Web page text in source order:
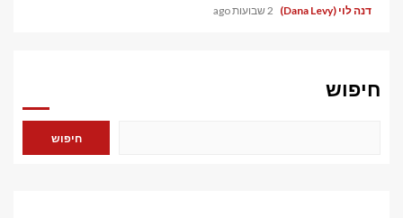
דנה לוי (Dana Levy) 2 שבועות ago
חיפוש
חיפוש